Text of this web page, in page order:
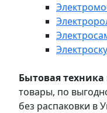
Бытовая техника
товары, по
без распаковки в